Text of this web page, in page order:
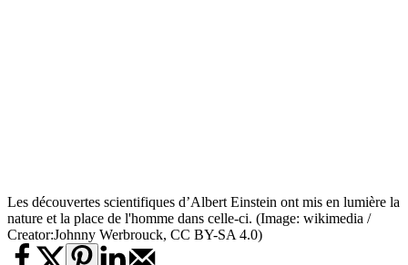
Les découvertes scientifiques d’Albert Einstein ont mis en lumière la
nature et la place de l'homme dans celle-ci. (Image: wikimedia /
Creator:Johnny Werbrouck, CC BY-SA 4.0)